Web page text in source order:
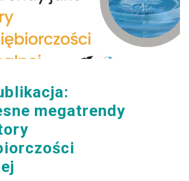
megatrendy